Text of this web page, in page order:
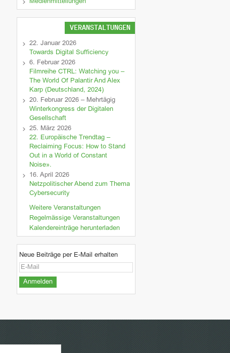
Medienmitteilungen
VERANSTALTUNGEN
22. Januar 2026
Towards Digital Sufficiency
6. Februar 2026
Filmreihe CTRL: Watching you –
The World Of Palantir And Alex
Karp (Deutschland, 2024)
20. Februar 2026 – Mehrtägig
Winterkongress der Digitalen
Gesellschaft
25. März 2026
22. Europäische Trendtag –
Reclaiming Focus: How to Stand
Out in a World of Constant
Noise».
16. April 2026
Netzpolitischer Abend zum Thema
Cybersecurity
Weitere Veranstaltungen
Regelmässige Veranstaltungen
Kalendereinträge herunterladen
Neue Beiträge per E-Mail erhalten